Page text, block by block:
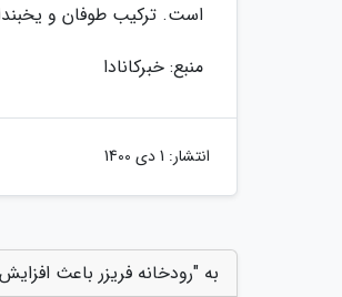
است. ترکیب طوفان و
منبع: خبرکانادا
انتشار: 1 دی 1400
به "رودخانه فریزر باعث